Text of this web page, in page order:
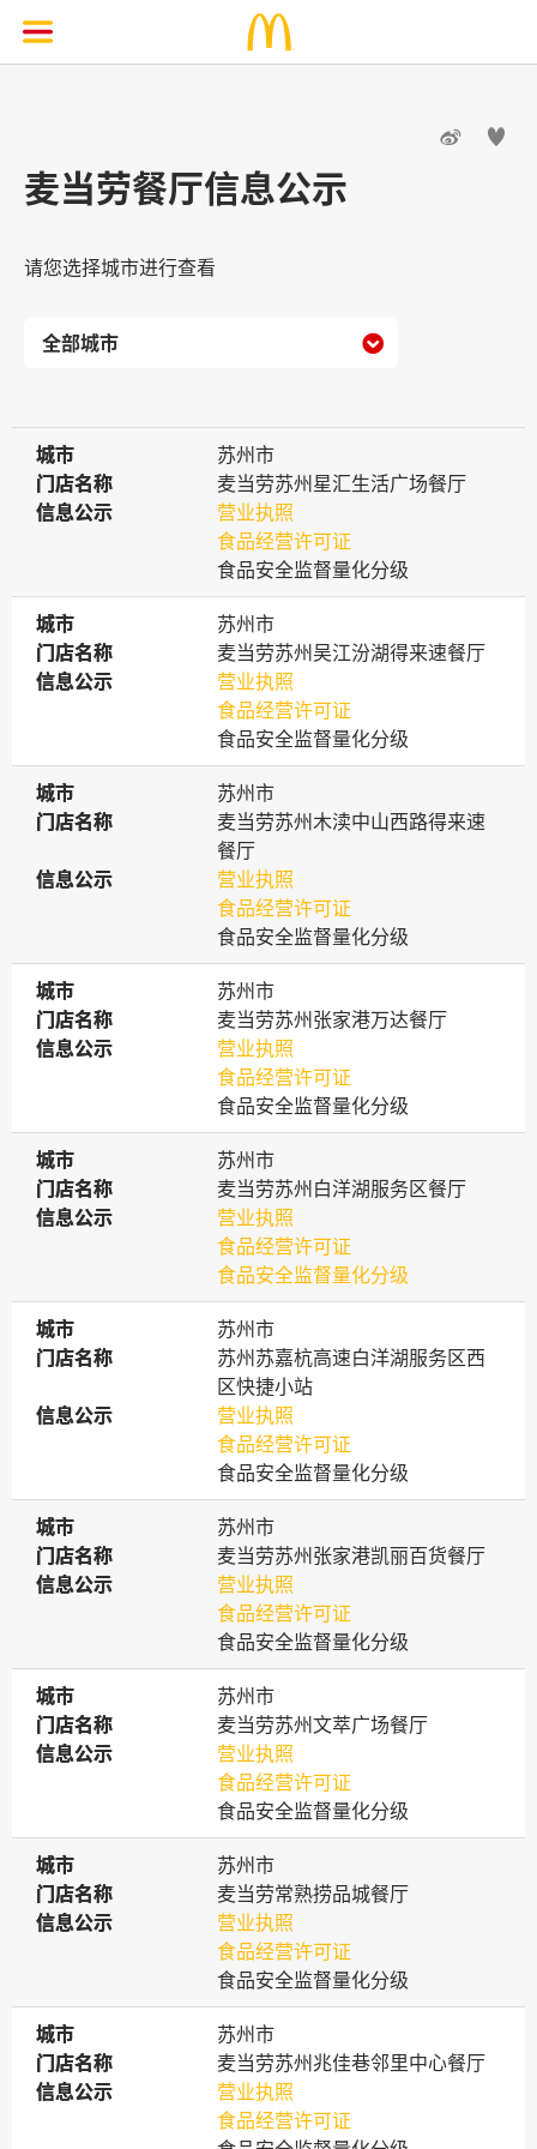
 
麦当劳餐厅信息公示
请您选择城市进行查看

城市
城市
苏州市
门店名称
门店名称
麦当劳苏州星汇生活广场餐厅
信息公示
信息公示
营业执照
食品经营许可证
食品安全监督量化分级
城市
城市
苏州市
门店名称
门店名称
麦当劳苏州吴江汾湖得来速餐厅
信息公示
信息公示
营业执照
食品经营许可证
食品安全监督量化分级
城市
城市
苏州市
门店名称
门店名称
麦当劳苏州木渎中山西路得来速
餐厅
信息公示
信息公示
营业执照
食品经营许可证
食品安全监督量化分级
城市
城市
苏州市
门店名称
门店名称
麦当劳苏州张家港万达餐厅
信息公示
信息公示
营业执照
食品经营许可证
食品安全监督量化分级
城市
城市
苏州市
门店名称
门店名称
麦当劳苏州白洋湖服务区餐厅
信息公示
信息公示
营业执照
食品经营许可证
食品安全监督量化分级
城市
城市
苏州市
门店名称
门店名称
苏州苏嘉杭高速白洋湖服务区西
区快捷小站
信息公示
信息公示
营业执照
食品经营许可证
食品安全监督量化分级
城市
城市
苏州市
门店名称
门店名称
麦当劳苏州张家港凯丽百货餐厅
信息公示
信息公示
营业执照
食品经营许可证
食品安全监督量化分级
城市
城市
苏州市
门店名称
门店名称
麦当劳苏州文萃广场餐厅
信息公示
信息公示
营业执照
食品经营许可证
食品安全监督量化分级
城市
城市
苏州市
门店名称
门店名称
麦当劳常熟捞品城餐厅
信息公示
信息公示
营业执照
食品经营许可证
食品安全监督量化分级
城市
城市
苏州市
门店名称
门店名称
麦当劳苏州兆佳巷邻里中心餐厅
信息公示
信息公示
营业执照
食品经营许可证